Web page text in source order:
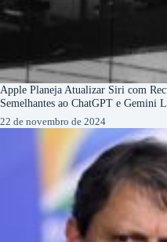
Apple Planeja Atualizar Siri com
Semelhantes ao ChatGPT e Gemini
22 de novembro de 2024